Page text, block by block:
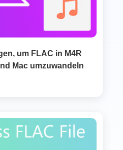
um FLAC in M4R
Mac umzuwandeln